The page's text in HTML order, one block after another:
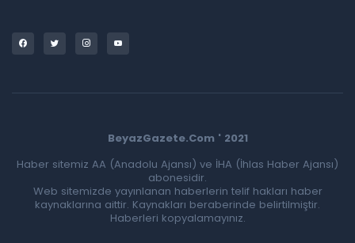
BeyazGazete.Com ' 2021
Haber sitemiz AA (Anadolu Ajansı) ve İHA (İhlas Haber Ajansı)
abonesidir.
Web sitemizde yayınlanan haberlerin telif hakları haber
kaynaklarına aittir. Kaynakları beraberinde belirtilmiştir.
Haberleri kopyalamayınız.